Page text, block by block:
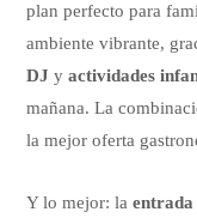
plan perfecto para
ambiente vibrante,
DJ yactividades
mañana. La
la mejor oferta
Y lo mejor: la